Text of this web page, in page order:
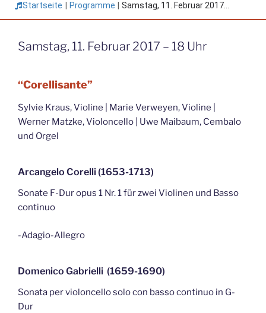
Startseite Programme Samstag, 11. Februar 2017...
Samstag, 11. Februar 2017 – 18 Uhr
“Corellisante”
Sylvie Kraus, Violine | Marie Verweyen, Violine |
Werner Matzke, Violoncello | Uwe Maibaum, Cembalo
und Orgel
Arcangelo Corelli (1653-1713)
Sonate F-Dur opus 1 Nr. 1 für zwei Violinen und Basso
continuo
-Adagio-Allegro
Domenico Gabrielli (1659-1690)
Sonata per violoncello solo con basso continuo in G-
Dur